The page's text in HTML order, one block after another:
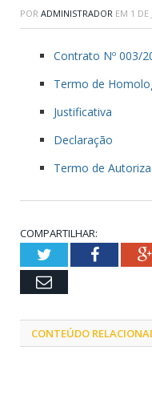
POR ADMINISTRADOR EM 1 DE
Contrato Nº 003/
Termo de
Justificativa
Declaração
Termo de
COMPARTILHAR:
TwitterFacebook
Email
CONTEÚDO